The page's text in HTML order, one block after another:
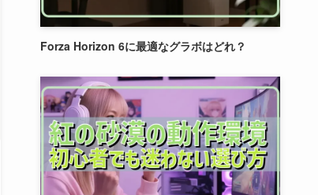
Forza Horizon 6に最適なグラボはどれ？